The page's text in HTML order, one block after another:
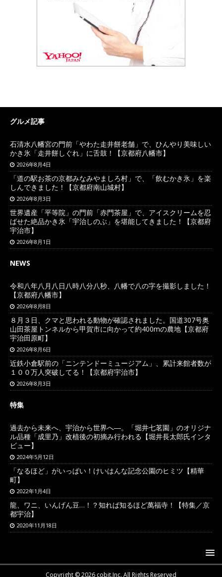
グルメ記事
石清水八幡宮の門前「やわた走井餅老舗」で、ひんやり美味しい
かき氷「走井餅しぐれ」に舌鼓！【京都府八幡市】
2026年8月4日
「道の駅お茶の京都みなみやましろ村」で、「飲むかき氷」を楽
しんできました！【京都府南山城村】
2026年8月3日
世界遺産「平等院」の門前「赤門茶屋」で、アイスクリームを忍
ばせた絶品かき氷「宇治しのぶ」を堪能してきました！【京都府
宇治市】
2026年8月1日
NEWS
令和八年八月八日八時八分八秒、八幡で八の字を撮影しました！
【京都府八幡市】
2026年8月8日
８月３日、クマと思われる動物が確認されました。国道307号奥
山田茶屋トンネルから甲賀市に向かって約400mの農地【京都府
宇治田原町】
2026年8月6日
近鉄小倉駅前の「ニンテンドーミュージアム」、累計来館者数が
１００万人突破してる！【京都府宇治市】
2026年8月3日
特集
過去から未来へ、宇治から世界へ―。「堀井七茗園」のオリジナ
ル品種「成里乃」改植後の初摘み行われる【堀井長太郎氏インタ
ビュー】
2024年5月12日
「なるほど」がいっぱい！けいはんな記念公園のヒミツ【精華
町】
2022年1月4日
龍、ワニ、いんげん豆…！？知れば知るほど萬福寺！【特集／京
都宇治】
2020年11月18日
Copyright © 2026 cobit,Inc. All Rights Reserved